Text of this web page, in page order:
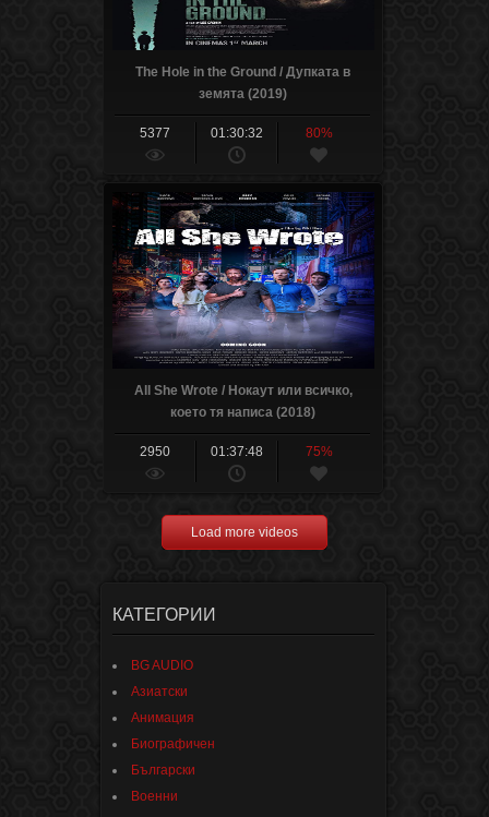
The Hole in the Ground / Дупката в
земята (2019)
5377 01:30:32 80%
All She Wrote / Нокаут или всичко,
което тя написа (2018)
2950 01:37:48 75%
Load more videos
КАТЕГОРИИ
BG AUDIO
Азиатски
Анимация
Биографичен
Български
Военни